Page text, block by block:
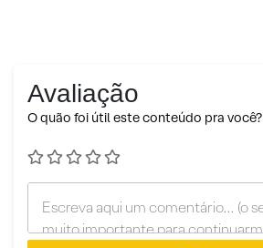
Avaliação
O quão foi útil este conteúdo pra você?